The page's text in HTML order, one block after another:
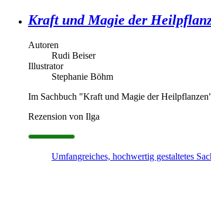
Kraft und Magie der
Autoren
Rudi Beiser
Illustrator
Stephanie Böhm
Im Sachbuch "Kraft und Magie der
Rezension von Ilga
Umfangreiches, hochwertig gestaltetes